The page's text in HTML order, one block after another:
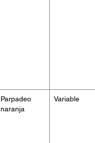
Parpadeo
naranja
Variable